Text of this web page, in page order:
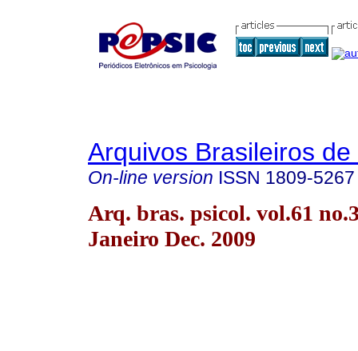
Arquivos Brasileiros
On-line version ISSN 1809-5267
Arq. bras. psicol. vol.61
Janeiro Dec. 2009